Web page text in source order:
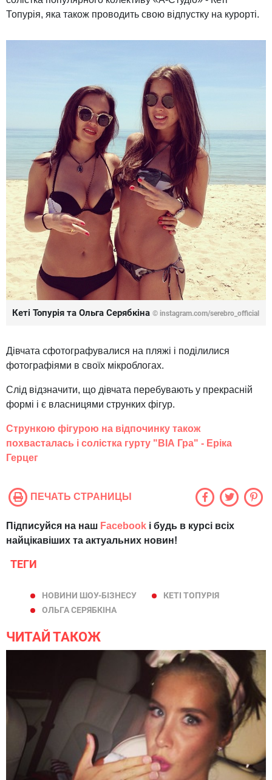
Топурія, яка також проводить свою відпустку на курорті.
Кеті Топурія та Ольга Серябкіна © instagram.com/serebro_official
Дівчата сфотографувалися на пляжі і поділилися
фотографіями в своїх мікроблогах.
Слід відзначити, що дівчата перебувають у прекрасній
формі і є власницями струнких фігур.
Стрункою фігурою на відпочинку також
похвасталась і солістка гурту "ВІА Гра" - Еріка
Герцег
ПЕЧАТЬ СТРАНИЦЫ
Підписуйся на наш Facebook і будь в курсі всіх
найцікавіших та актуальних новин!
ТЕГИ
НОВИНИ ШОУ-БІЗНЕСУ
КЕТІ ТОПУРІЯ
ОЛЬГА СЕРЯБКІНА
ЧИТАЙ ТАКОЖ